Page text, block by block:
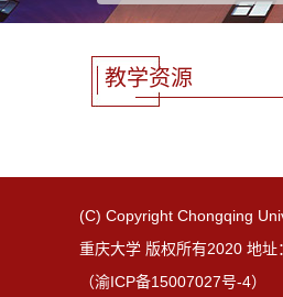
教学资源
(C) Copyright Chongqing
重庆大学 版权所有2020 地
（渝ICP备15007027号-4）